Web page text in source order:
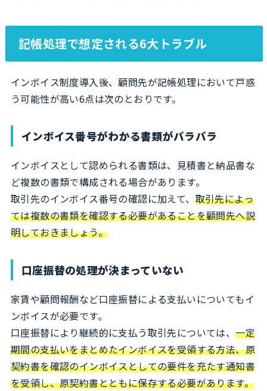
記帳処理で想定される6大トラブル
インボイス制度導入後、顧問先が記帳処理において戸惑
う可能性が高い6点は次のとおりです。
インボイス番号がわかる書類がバラバラ
インボイスとして認められる書類は、見積書と納品書な
ど複数の書類で構成される場合があります。
取引先のインボイス番号の確認に加えて、 取引先によっ
ては複数の書類を確認する必要があることを顧問先へ説
明しておきましょう。
口座振替の処理が決まっていない
家賃や顧問報酬など口座振替による支払いについてもイ
ンボイスが必要です。
口座振替により継続的に支払う取引先については、一定
期間の支払いをまとめたインボイスを受領する方法、原
契約書を確認のインボイスとしての要件を充たす通知書
を受領し、原契約書とともに保存する必要があります。